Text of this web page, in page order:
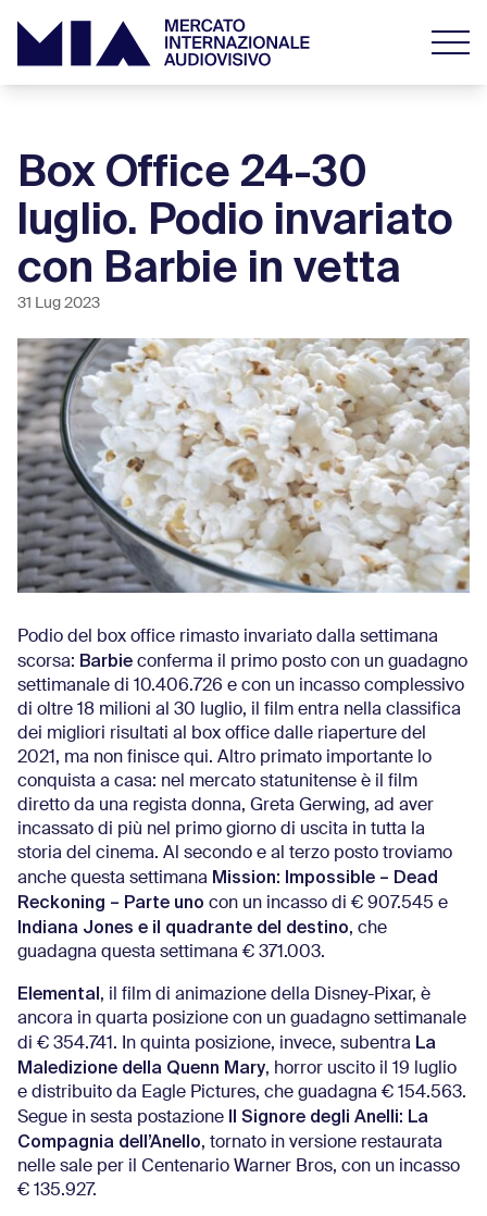
Box Office 24-30
luglio. Podio invariato
con Barbie in vetta
31 Lug 2023
Podio del box office rimasto invariato dalla settimana
scorsa: Barbie conferma il primo posto con un guadagno
settimanale di 10.406.726 e con un incasso complessivo
di oltre 18 milioni al 30 luglio, il film entra nella classifica
dei migliori risultati al box office dalle riaperture del
2021, ma non finisce qui. Altro primato importante lo
conquista a casa: nel mercato statunitense è il film
diretto da una regista donna, Greta Gerwing, ad aver
incassato di più nel primo giorno di uscita in tutta la
storia del cinema. Al secondo e al terzo posto troviamo
anche questa settimana Mission: Impossible – Dead
Reckoning – Parte uno con un incasso di € 907.545 e
Indiana Jones e il quadrante del destino, che
guadagna questa settimana € 371.003.
Elemental, il film di animazione della Disney-Pixar, è
ancora in quarta posizione con un guadagno settimanale
di € 354.741. In quinta posizione, invece, subentra La
Maledizione della Quenn Mary, horror uscito il 19 luglio
e distribuito da Eagle Pictures, che guadagna € 154.563.
Segue in sesta postazione Il Signore degli Anelli: La
Compagnia dell’Anello, tornato in versione restaurata
nelle sale per il Centenario Warner Bros, con un incasso
€ 135.927.